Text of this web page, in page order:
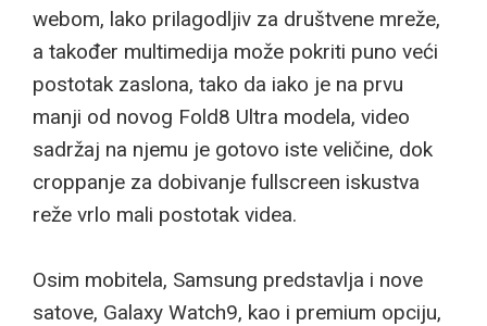
webom, lako prilagodljiv za društvene mreže,
a također multimedija može pokriti puno veći
postotak zaslona, tako da iako je na prvu
manji od novog Fold8 Ultra modela, video
sadržaj na njemu je gotovo iste veličine, dok
croppanje za dobivanje fullscreen iskustva
reže vrlo mali postotak videa.
Osim mobitela, Samsung predstavlja i nove
satove, Galaxy Watch9, kao i premium opciju,